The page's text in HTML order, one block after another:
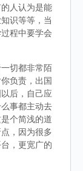
人认为是能
识等等，当
程中要学会
切都非常陌
负责，出国
后，自己应
事都主动去
个简浅的道
，因为很多
，更宽广的